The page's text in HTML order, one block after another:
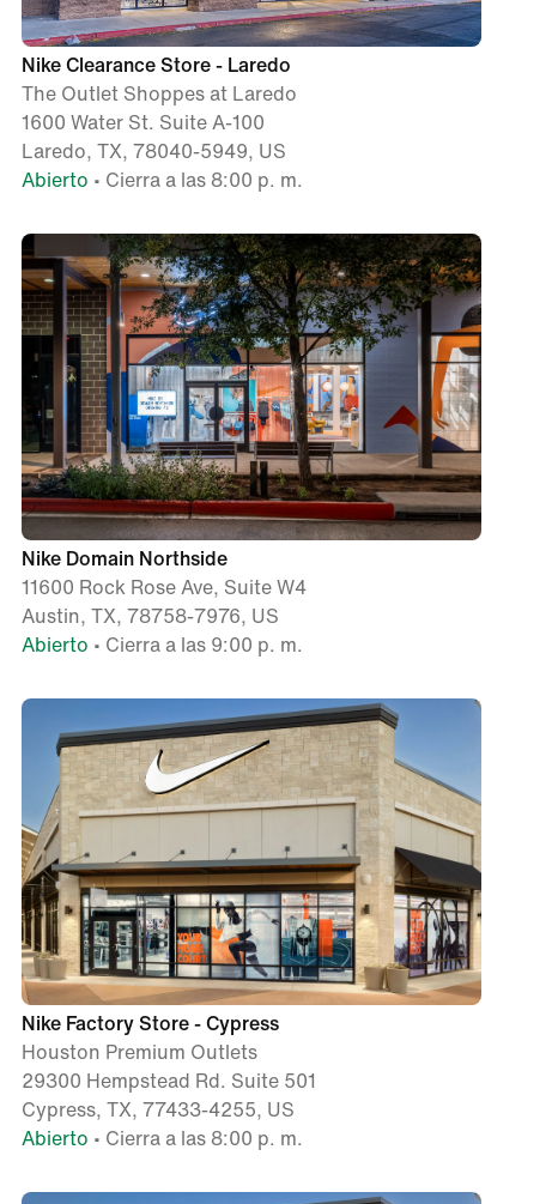
Nike Clearance Store - Laredo
The Outlet Shoppes at Laredo
1600 Water St. Suite A-100
Laredo, TX, 78040-5949, US
Abierto • Cierra a las 8:00 p. m.
Nike Domain Northside
11600 Rock Rose Ave, Suite W4
Austin, TX, 78758-7976, US
Abierto • Cierra a las 9:00 p. m.
Nike Factory Store - Cypress
Houston Premium Outlets
29300 Hempstead Rd. Suite 501
Cypress, TX, 77433-4255, US
Abierto • Cierra a las 8:00 p. m.